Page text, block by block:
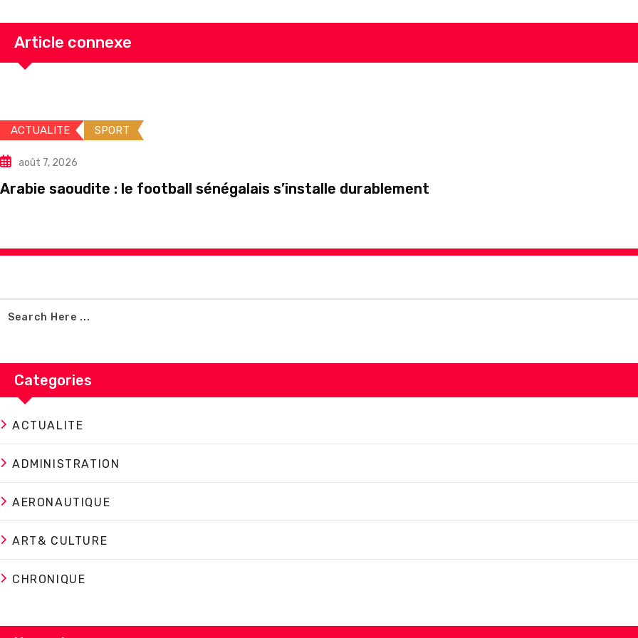
Article connexe
ACTUALITE SPORT
août 7, 2026
Arabie saoudite : le football sénégalais s’installe durablement
Categories
ACTUALITE
ADMINISTRATION
AERONAUTIQUE
ART& CULTURE
CHRONIQUE